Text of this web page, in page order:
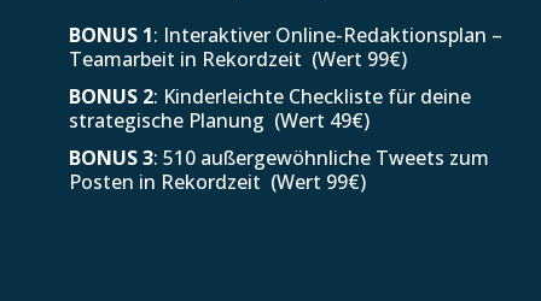
BONUS 1: Interaktiver Online-Redaktionsplan –
Teamarbeit in Rekordzeit (Wert 99€)
BONUS 2: Kinderleichte Checkliste für deine
strategische Planung (Wert 49€)
BONUS 3: 510 außergewöhnliche Tweets zum
Posten in Rekordzeit (Wert 99€)